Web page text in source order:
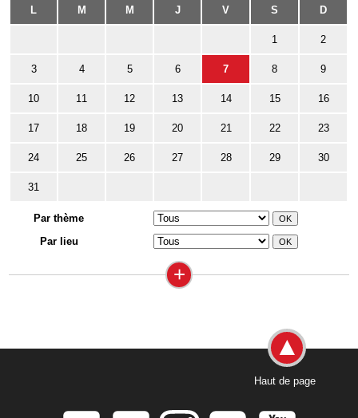
L M M J V S D
1 2
3 4 5 6 7 8 9
10 11 12 13 14 15 16
17 18 19 20 21 22 23
24 25 26 27 28 29 30
31
Par thème
Par lieu
+
Haut de page